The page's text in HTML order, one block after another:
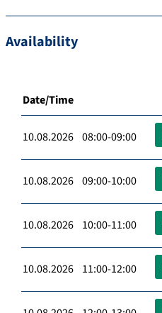
Availability
Date/Time
10.08.2026 08:00-09:00
10.08.2026 09:00-10:00
10.08.2026 10:00-11:00
10.08.2026 11:00-12:00